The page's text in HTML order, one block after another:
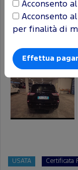
USATA Certificata
Acconsento
Acconsento
per finalità di